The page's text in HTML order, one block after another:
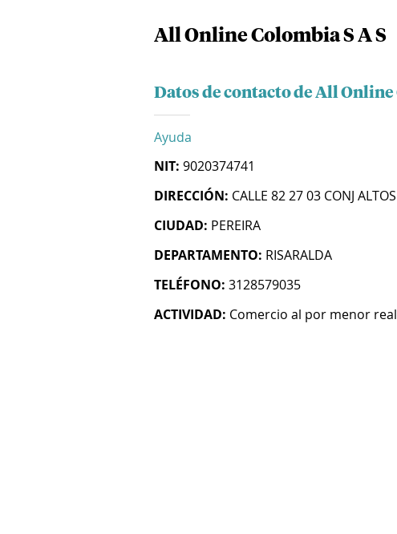
All Online Colombia S A S
Datos de contacto de All Online
Ayuda
NIT: 9020374741
DIRECCIÓN: CALLE 82 27 03 CONJ
CIUDAD: PEREIRA
DEPARTAMENTO: RISARALDA
TELÉFONO: 3128579035
ACTIVIDAD: Comercio al por menor